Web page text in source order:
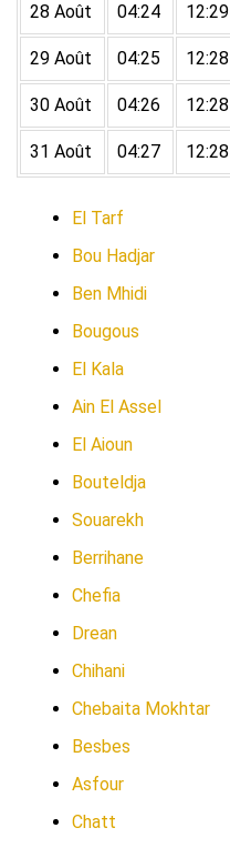
28 Août 04:24 12:29
29 Août 04:25 12:28
30 Août 04:26 12:28
31 Août 04:27 12:28
El Tarf
Bou Hadjar
Ben Mhidi
Bougous
El Kala
Ain El Assel
El Aioun
Bouteldja
Souarekh
Berrihane
Chefia
Drean
Chihani
Chebaita Mokhtar
Besbes
Asfour
Chatt